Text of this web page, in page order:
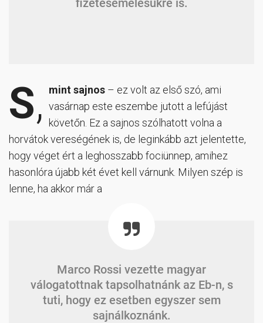
S, mint sajnos – ez volt az első szó, ami
vasárnap este eszembe jutott a lefújást
követőn. Ez a sajnos szólhatott volna a
horvátok vereségének is, de leginkább azt jelentette,
hogy véget ért a leghosszabb fociünnep, amihez
hasonlóra újabb két évet kell várnunk. Milyen szép is
lenne, ha akkor már a
Marco Rossi vezette magyar
válogatottnak tapsolhatnánk az Eb-n, s
tuti, hogy ez esetben egyszer sem
sajnálkoznánk.